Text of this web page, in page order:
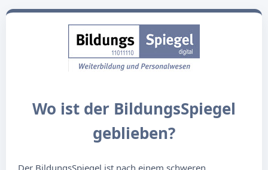
Wo ist der BildungsSpiegel
geblieben?
Der BildungsSpiegel ist nach einem schweren